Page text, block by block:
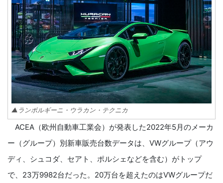
▲ランボルギーニ・ウラカン・テクニカ
ACEA（欧州自動車工業会）が発表した2022年5月のメーカ
ー（グループ）別新車販売台数データは、VWグループ（アウ
ディ、シュコダ、セアト、ポルシェなどを含む）がトップ
で、23万9982台だった。20万台を超えたのはVWグループだ